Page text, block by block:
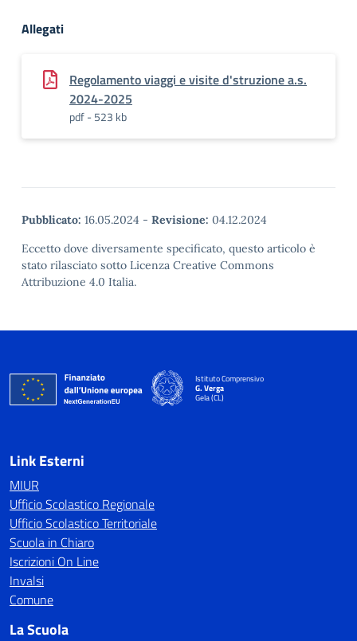
Allegati
Regolamento viaggi e visite d'struzione a.s.
2024-2025
pdf - 523 kb
Pubblicato: 16.05.2024 - Revisione: 04.12.2024
Eccetto dove diversamente specificato, questo articolo è
stato rilasciato sotto Licenza Creative Commons
Attribuzione 4.0 Italia.
Istituto Comprensivo
G. Verga
Gela (CL)
Link Esterni
MIUR
Ufficio Scolastico Regionale
Ufficio Scolastico Territoriale
Scuola in Chiaro
Iscrizioni On Line
Invalsi
Comune
La Scuola